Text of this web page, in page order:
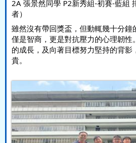
2A 張景然同學 P2新秀組-初賽-藍組
者）
雖然沒有帶回獎盃，但動輒幾十分鐘
僅是智商，更是對抗壓力的心理韌性
的成長，及向著目標努力堅持的背影
貴。